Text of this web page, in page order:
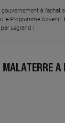
à l’achat
le Programme Advenir.
Legrand !
À